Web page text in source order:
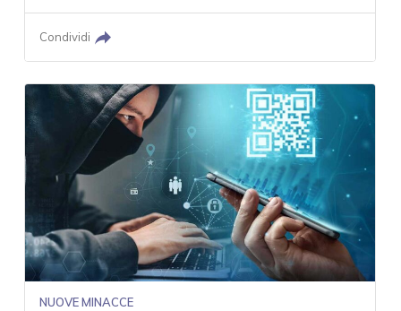
Condividi
NUOVE MINACCE